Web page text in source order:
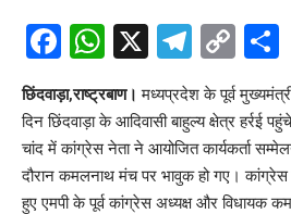
Facebook
WhatsApp
X
छिंदवाड़ा,राष्ट्रबाण। मध्यप्रदेश के पूर्व
दिन छिंदवाड़ा के आदिवासी बाहुल्य क्षेत्र हर्रई
चांद में कांग्रेस नेता ने आयोजित कार्यकर्ता
दौरान कमलनाथ मंच पर भावुक हो गए। कांग्रेस
हुए एमपी के पूर्व कांग्रेस अध्यक्ष और विधायक